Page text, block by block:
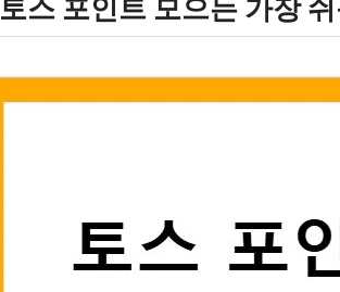
토스 포인트 모으는 가장